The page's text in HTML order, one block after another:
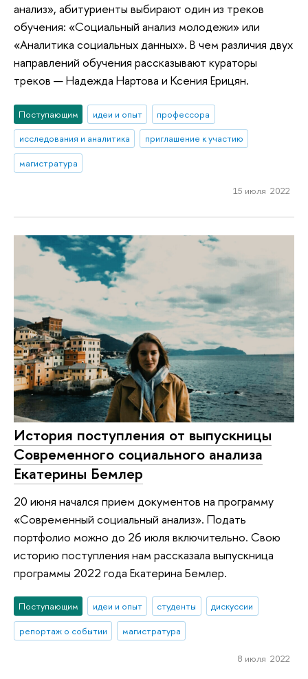
анализ», абитуриенты выбирают один из треков
обучения: «Социальный анализ молодежи» или
«Аналитика социальных данных». В чем различия двух
направлений обучения рассказывают кураторы
треков — Надежда Нартова и Ксения Ерицян.
Поступающим идеи и опыт
профессора
исследования и аналитика
приглашение к участию
магистратура
15 июля 2022
История поступления от выпускницы
Современного социального анализа
Екатерины Бемлер
20 июня начался прием документов на программу
«Современный социальный анализ». Подать
портфолио можно до 26 июля включительно. Свою
историю поступления нам рассказала выпускница
программы 2022 года Екатерина Бемлер.
Поступающим идеи и опыт студенты
дискуссии
репортаж о событии
магистратура
8 июля 2022